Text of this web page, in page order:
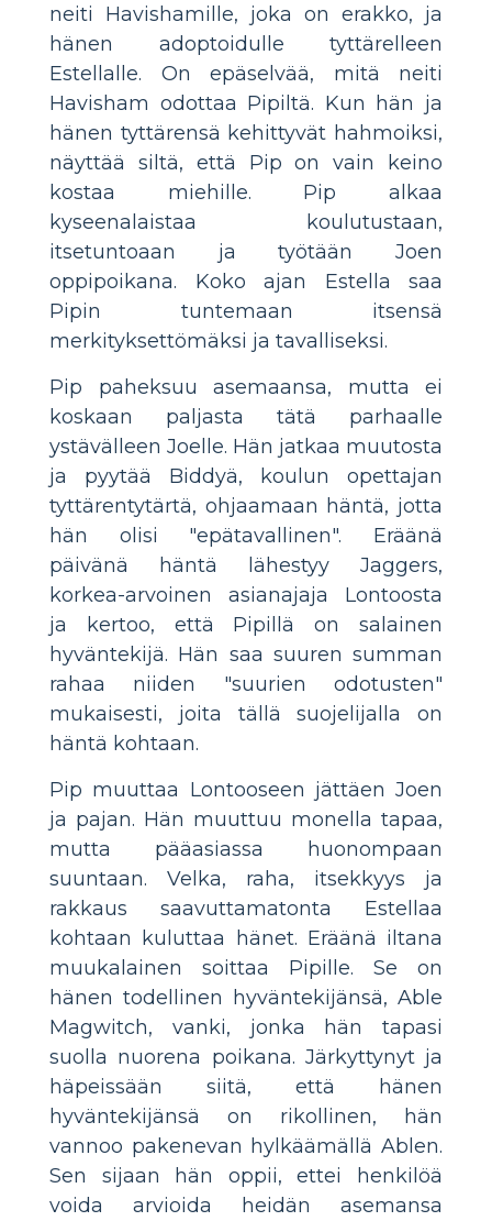
neiti Havishamille, joka on erakko, ja
hänen adoptoidulle tyttärelleen
Estellalle. On epäselvää, mitä neiti
Havisham odottaa Pipiltä. Kun hän ja
hänen tyttärensä kehittyvät hahmoiksi,
näyttää siltä, ​​​​että Pip on vain keino
kostaa miehille. Pip alkaa
kyseenalaistaa koulutustaan,
itsetuntoaan ja työtään Joen
oppipoikana. Koko ajan Estella saa
Pipin tuntemaan itsensä
merkityksettömäksi ja tavalliseksi.
Pip paheksuu asemaansa, mutta ei
koskaan paljasta tätä parhaalle
ystävälleen Joelle. Hän jatkaa muutosta
ja pyytää Biddyä, koulun opettajan
tyttärentytärtä, ohjaamaan häntä, jotta
hän olisi "epätavallinen". Eräänä
päivänä häntä lähestyy Jaggers,
korkea-arvoinen asianajaja Lontoosta
ja kertoo, että Pipillä on salainen
hyväntekijä. Hän saa suuren summan
rahaa niiden "suurien odotusten"
mukaisesti, joita tällä suojelijalla on
häntä kohtaan.
Pip muuttaa Lontooseen jättäen Joen
ja pajan. Hän muuttuu monella tapaa,
mutta pääasiassa huonompaan
suuntaan. Velka, raha, itsekkyys ja
rakkaus saavuttamatonta Estellaa
kohtaan kuluttaa hänet. Eräänä iltana
muukalainen soittaa Pipille. Se on
hänen todellinen hyväntekijänsä, Able
Magwitch, vanki, jonka hän tapasi
suolla nuorena poikana. Järkyttynyt ja
häpeissään siitä, että hänen
hyväntekijänsä on rikollinen, hän
vannoo pakenevan hylkäämällä Ablen.
Sen sijaan hän oppii, ettei henkilöä
voida arvioida heidän asemansa